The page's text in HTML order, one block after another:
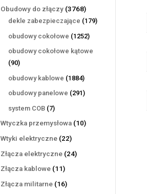
produktów
Obudowy do złączy 37683768
produktów
dekle zabezpieczające 179179
obudowy cokołowe 12521252
obudowy cokołowe kątowe
9090
produktów
obudowy kablowe 18841884
produkty
obudowy panelowe 291291
system COB 77
produktów
Wtyczka przemysłowa 1010
Wtyki elektryczne 2222
produkty
Złącza elektryczne 2424
Złącza kablowe 1111
produktów
Złącza militarne 1616